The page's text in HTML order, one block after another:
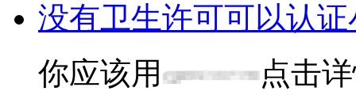
没有卫生许可可以认
你应该用
点击